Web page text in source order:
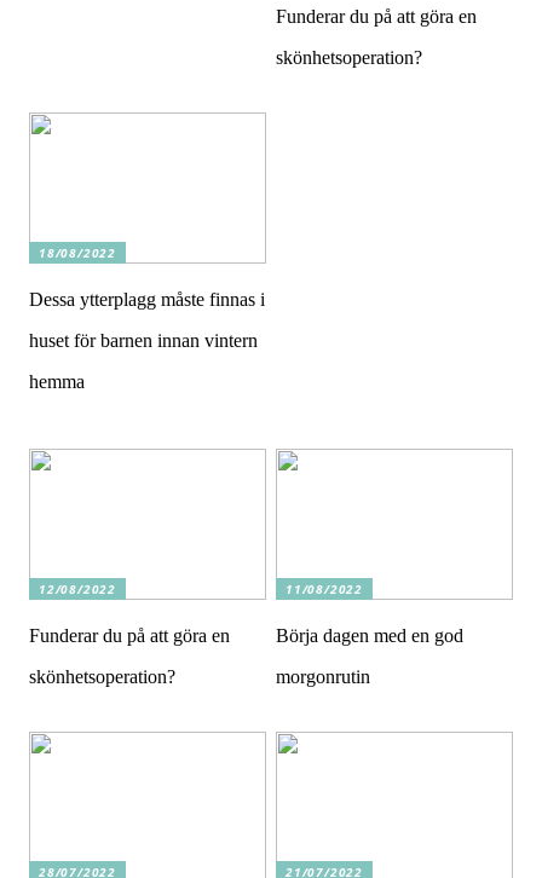
Funderar du på att göra en
skönhetsoperation?
18/08/2022
Dessa ytterplagg måste finnas i
huset för barnen innan vintern
hemma
12/08/2022
Funderar du på att göra en
skönhetsoperation?
11/08/2022
Börja dagen med en god
morgonrutin
28/07/2022 21/07/2022